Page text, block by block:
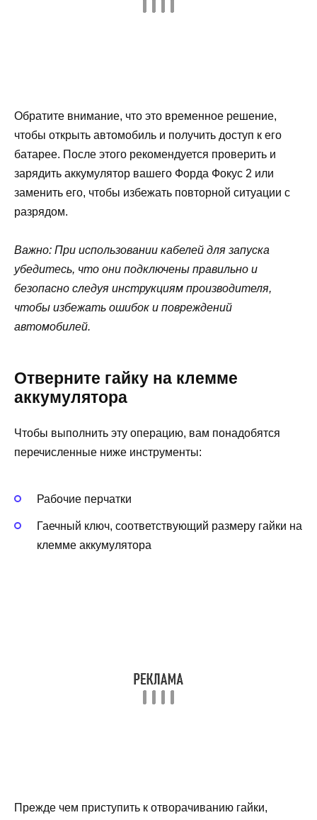
Обратите внимание, что это временное решение,
чтобы открыть автомобиль и получить доступ к его
батарее. После этого рекомендуется проверить и
зарядить аккумулятор вашего Форда Фокус 2 или
заменить его, чтобы избежать повторной ситуации с
разрядом.
Важно: При использовании кабелей для запуска
убедитесь, что они подключены правильно и
безопасно следуя инструкциям производителя,
чтобы избежать ошибок и повреждений
автомобилей.
Отверните гайку на клемме
аккумулятора
Чтобы выполнить эту операцию, вам понадобятся
перечисленные ниже инструменты:
Рабочие перчатки
Гаечный ключ, соответствующий размеру гайки на
клемме аккумулятора
Прежде чем приступить к отворачиванию гайки,